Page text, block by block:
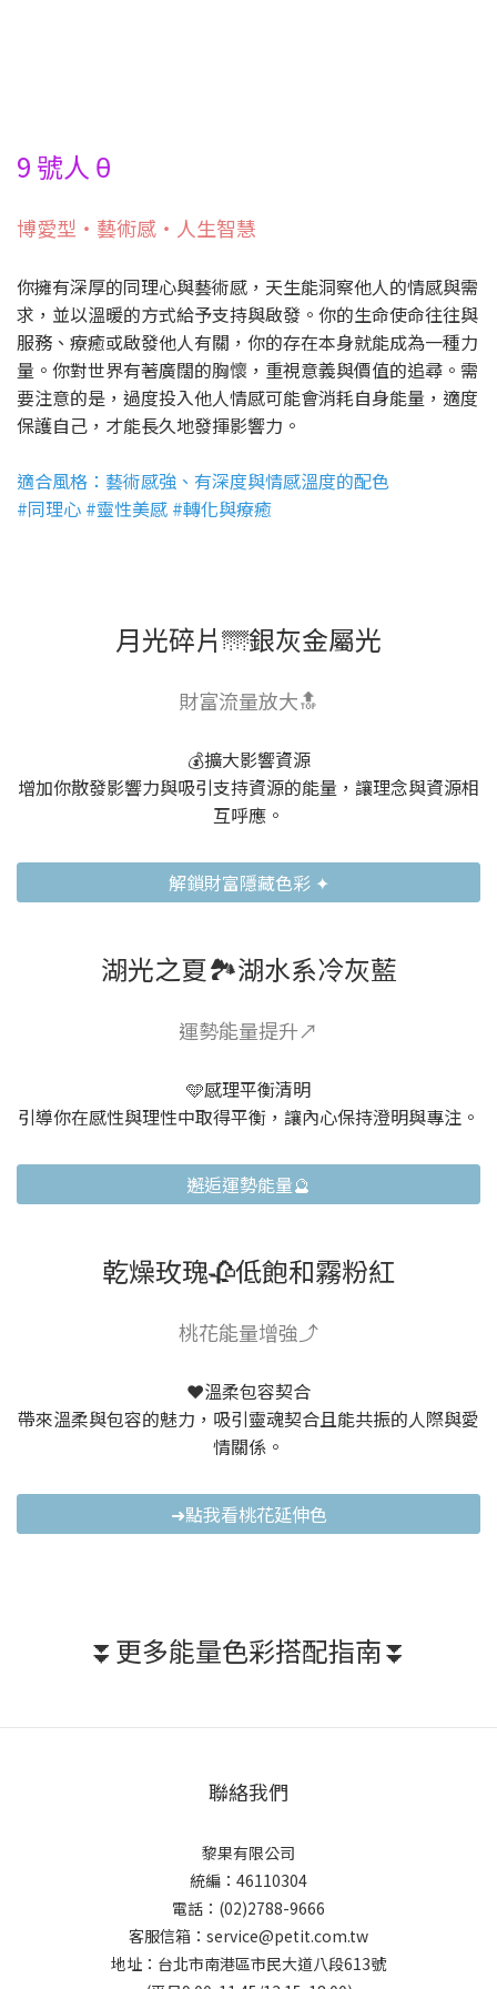
9 號人 θ
博愛型・藝術感・人生智慧
你擁有深厚的同理心與藝術感，天生能洞察他人的情感與需
求，並以溫暖的方式給予支持與啟發。你的生命使命往往與
服務、療癒或啟發他人有關，你的存在本身就能成為一種力
量。你對世界有著廣闊的胸懷，重視意義與價值的追尋。需
要注意的是，過度投入他人情感可能會消耗自身能量，適度
保護自己，才能長久地發揮影響力。
適合風格：藝術感強、有深度與情感溫度的配色
#同理心 #靈性美感 #轉化與療癒
月光碎片🌁銀灰金屬光
財富流量放大🔝
💰擴大影響資源
增加你散發影響力與吸引支持資源的能量，讓理念與資源相
互呼應。
解鎖財富隱藏色彩 ✦
湖光之夏🏞️湖水系冷灰藍
運勢能量提升↗️
🩵感理平衡清明
引導你在感性與理性中取得平衡，讓內心保持澄明與專注。
邂逅運勢能量🔮
乾燥玫瑰🥀低飽和霧粉紅
桃花能量增強⤴️
❤️溫柔包容契合
帶來溫柔與包容的魅力，吸引靈魂契合且能共振的人際與愛
情關係。
➜點我看桃花延伸色
⏬更多能量色彩搭配指南⏬
聯絡我們
黎果有限公司
統編：46110304
電話：(02)2788-9666
客服信箱：service@petit.com.tw
地址：台北市南港區市民大道八段613號